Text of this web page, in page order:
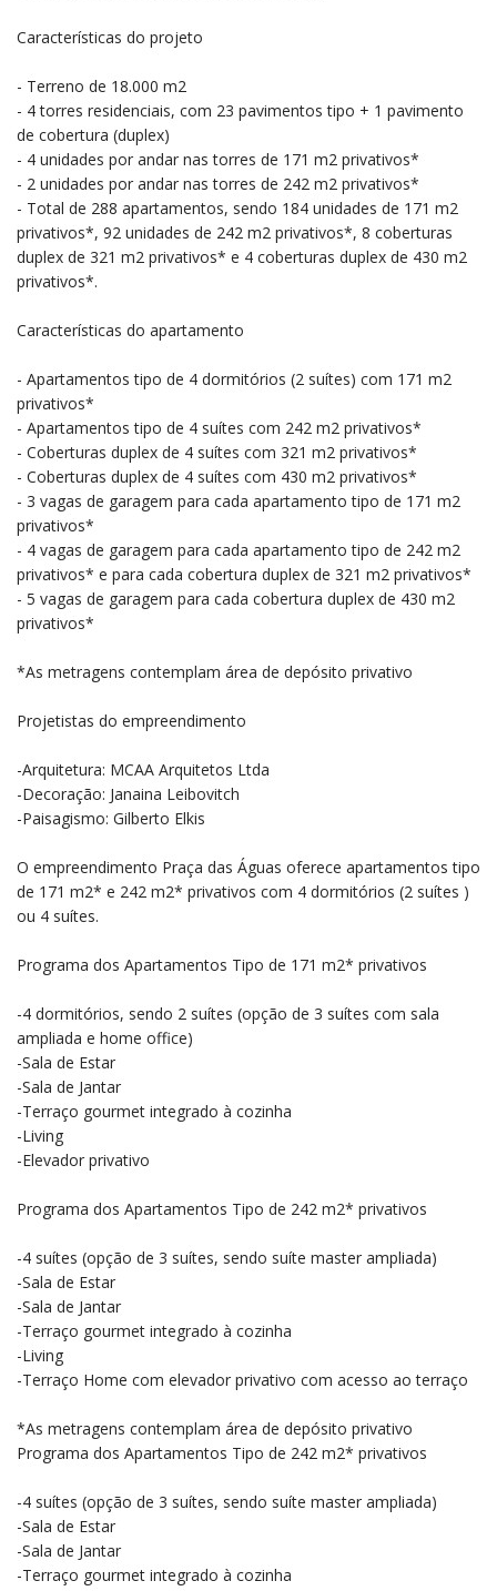
Características do projeto
- Terreno de 18.000 m2
- 4 torres residenciais, com 23 pavimentos tipo + 1 pavimento
de cobertura (duplex)
- 4 unidades por andar nas torres de 171 m2 privativos*
- 2 unidades por andar nas torres de 242 m2 privativos*
- Total de 288 apartamentos, sendo 184 unidades de 171 m2
privativos*, 92 unidades de 242 m2 privativos*, 8 coberturas
duplex de 321 m2 privativos* e 4 coberturas duplex de 430 m2
privativos*.
Características do apartamento
- Apartamentos tipo de 4 dormitórios (2 suítes) com 171 m2
privativos*
- Apartamentos tipo de 4 suítes com 242 m2 privativos*
- Coberturas duplex de 4 suítes com 321 m2 privativos*
- Coberturas duplex de 4 suítes com 430 m2 privativos*
- 3 vagas de garagem para cada apartamento tipo de 171 m2
privativos*
- 4 vagas de garagem para cada apartamento tipo de 242 m2
privativos* e para cada cobertura duplex de 321 m2 privativos*
- 5 vagas de garagem para cada cobertura duplex de 430 m2
privativos*
*As metragens contemplam área de depósito privativo
Projetistas do empreendimento
-Arquitetura: MCAA Arquitetos Ltda
-Decoração: Janaina Leibovitch
-Paisagismo: Gilberto Elkis
O empreendimento Praça das Águas oferece apartamentos tipo
de 171 m2* e 242 m2* privativos com 4 dormitórios (2 suítes )
ou 4 suítes.
Programa dos Apartamentos Tipo de 171 m2* privativos
-4 dormitórios, sendo 2 suítes (opção de 3 suítes com sala
ampliada e home office)
-Sala de Estar
-Sala de Jantar
-Terraço gourmet integrado à cozinha
-Living
-Elevador privativo
Programa dos Apartamentos Tipo de 242 m2* privativos
-4 suítes (opção de 3 suítes, sendo suíte master ampliada)
-Sala de Estar
-Sala de Jantar
-Terraço gourmet integrado à cozinha
-Living
-Terraço Home com elevador privativo com acesso ao terraço
*As metragens contemplam área de depósito privativo
Programa dos Apartamentos Tipo de 242 m2* privativos
-4 suítes (opção de 3 suítes, sendo suíte master ampliada)
-Sala de Estar
-Sala de Jantar
-Terraço gourmet integrado à cozinha